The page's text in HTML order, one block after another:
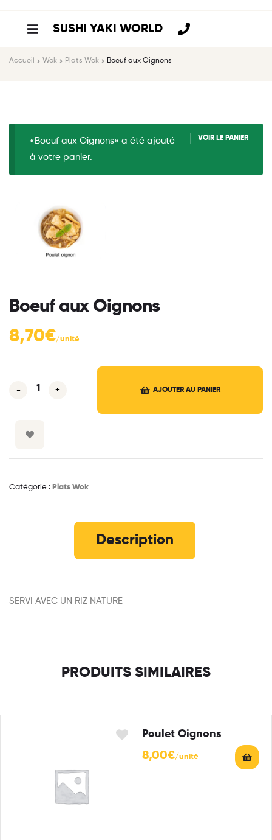
SUSHI YAKI WORLD
Accueil Wok Plats Wok Boeuf aux Oignons
VOIR LE PANIER
«Boeuf aux Oignons» a été ajouté
à votre panier.
Boeuf aux Oignons
8,70€
- + AJOUTER AU PANIER
Catégorie : Plats Wok
Description
SERVI AVEC UN RIZ NATURE
PRODUITS SIMILAIRES
Poulet Oignons
8,00€